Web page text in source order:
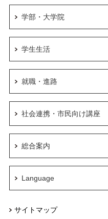
サイトマップ
学部・大学院
学生生活
就職・進路
社会連携・市民向け講座
総合案内
Language